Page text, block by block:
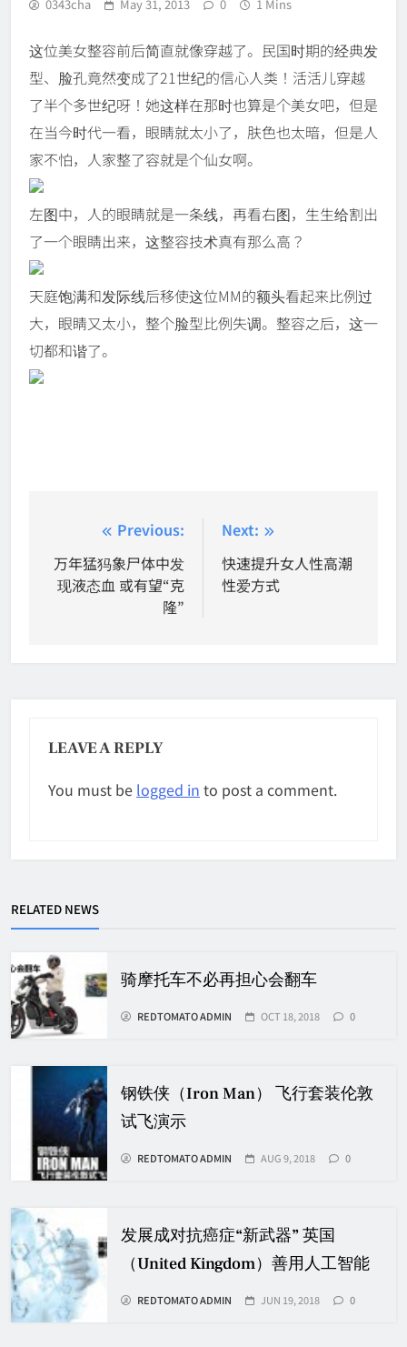
0343cha May 31, 2013 0 1 Mins
这位美女整容前后简直就像穿越了。民国时期的经典发
型、脸孔竟然变成了21世纪的信心人类！活活儿穿越
了半个多世纪呀！她这样在那时也算是个美女吧，但是
在当今时代一看，眼睛就太小了，肤色也太暗，但是人
家不怕，人家整了容就是个仙女啊。
左图中，人的眼睛就是一条线，再看右图，生生给割出
了一个眼睛出来，这整容技术真有那么高？
天庭饱满和发际线后移使这位MM的额头看起来比例过
大，眼睛又太小，整个脸型比例失调。整容之后，这一
切都和谐了。
navigation
Previous:
万年猛犸象尸体中发
现液态血 或有望“克
隆”
Next:
快速提升女人性高潮
性爱方式
LEAVE A REPLY
You must be logged in to post a comment.
RELATED NEWS
骑摩托车不必再担心会翻车
REDTOMATO ADMIN OCT 18, 2018 0
钢铁侠（Iron Man） 飞行套装伦敦
试飞演示
REDTOMATO ADMIN AUG 9, 2018 0
发展成对抗癌症“新武器” 英国
（United Kingdom）善用人工智能
REDTOMATO ADMIN JUN 19, 2018 0